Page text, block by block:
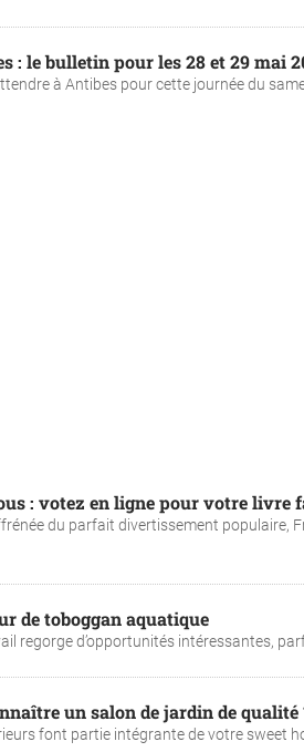
: le bulletin pour les 28 et 29 mai
à Antibes pour cette journée du
: votez en ligne pour votre livre
du parfait divertissement populaire,
de toboggan aquatique
regorge d’opportunités intéressantes,
un salon de jardin de qualité
font partie intégrante de votre sweet